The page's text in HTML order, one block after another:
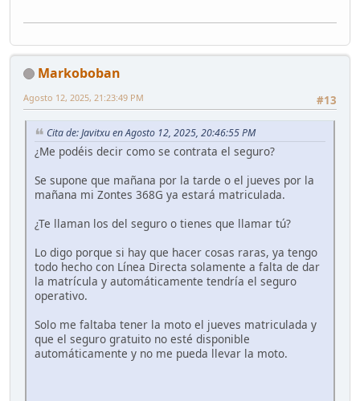
Markoboban
#13
Agosto 12, 2025, 21:23:49 PM
Cita de: Javitxu en Agosto 12, 2025, 20:46:55 PM
¿Me podéis decir como se contrata el seguro?
Se supone que mañana por la tarde o el jueves por la
mañana mi Zontes 368G ya estará matriculada.
¿Te llaman los del seguro o tienes que llamar tú?
Lo digo porque si hay que hacer cosas raras, ya tengo
todo hecho con Línea Directa solamente a falta de dar
la matrícula y automáticamente tendría el seguro
operativo.
Solo me faltaba tener la moto el jueves matriculada y
que el seguro gratuito no esté disponible
automáticamente y no me pueda llevar la moto.